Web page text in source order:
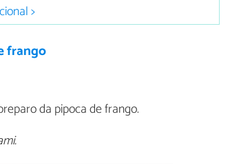
>
frango
da pipoca de frango.